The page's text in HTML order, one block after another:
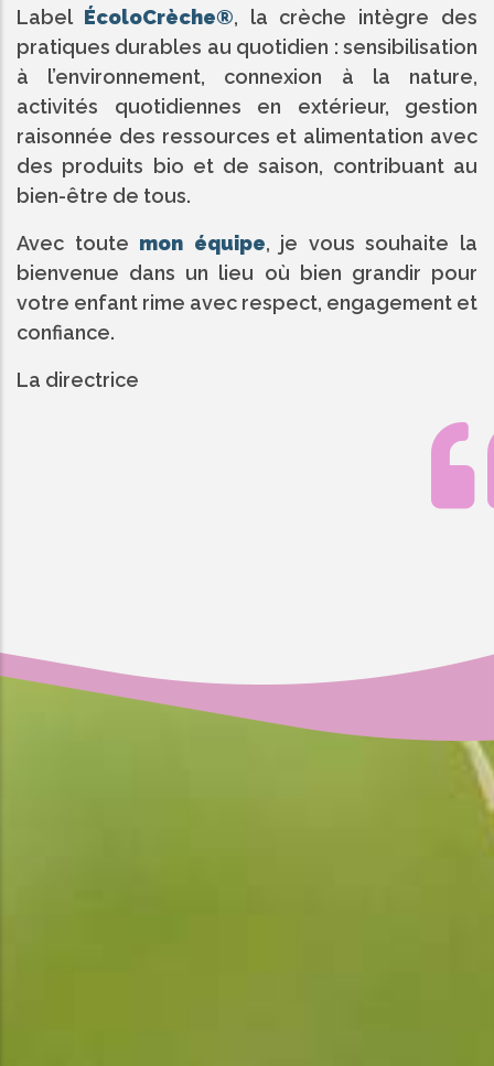
Label ÉcoloCrèche®, la crèche intègre des
pratiques durables au quotidien : sensibilisation
à l’environnement, connexion à la nature,
activités quotidiennes en extérieur, gestion
raisonnée des ressources et alimentation avec
des produits bio et de saison, contribuant au
bien-être de tous.
Avec toute mon équipe, je vous souhaite la
bienvenue dans un lieu où bien grandir pour
votre enfant rime avec respect, engagement et
confiance.
La directrice